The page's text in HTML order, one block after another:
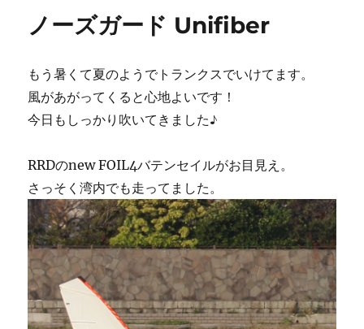
ノーズガード Unifiber
もう暑くて夏のようでトランクスでいけてます。
風があがってくると心地よいです！
今日もしっかり吹いてきました♪
RRDのnew FOIL4バテンセイルがお目見え。
さっそく湾内でも走ってました。